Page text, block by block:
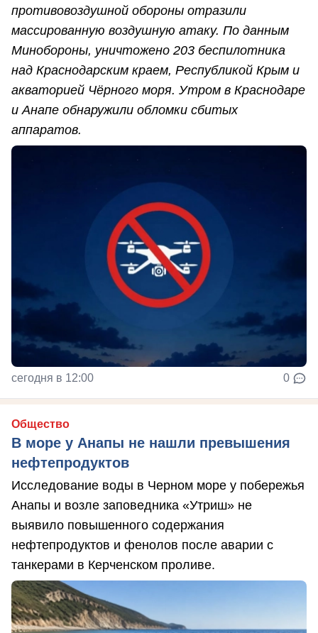
противовоздушной обороны отразили
массированную воздушную атаку. По данным
Минобороны, уничтожено 203 беспилотника
над Краснодарским краем, Республикой Крым и
акваторией Чёрного моря. Утром в Краснодаре
и Анапе обнаружили обломки сбитых
аппаратов.
сегодня в 12:00 0
Общество
В море у Анапы не нашли превышения
нефтепродуктов
Исследование воды в Черном море у побережья
Анапы и возле заповедника «Утриш» не
выявило повышенного содержания
нефтепродуктов и фенолов после аварии с
танкерами в Керченском проливе.